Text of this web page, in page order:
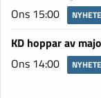
Ons 15:00
KD hoppar av
Ons 14:00